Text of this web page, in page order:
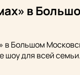
в
в Большом
шоу для всей